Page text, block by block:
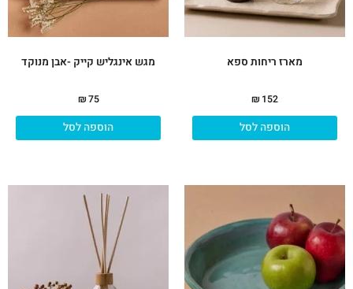
מארז ריחות ספא
₪ 152
הוספה לסל
מגש אינגליש קייק -אבן מנוקד
₪75
הוספה לסל